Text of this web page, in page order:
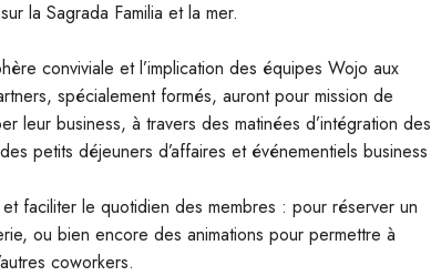
la Sagrada Familia et la mer.
conviviale et l’implication des équipes Wojo aux
spécialement formés, auront pour mission de
leur business, à travers des matinées d’intégration des
petits déjeuners d’affaires et événementiels business
faciliter le quotidien des membres : pour réserver un
ou bien encore des animations pour permettre à
coworkers.